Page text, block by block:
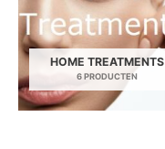
HOME TREATMENTS
6 PRODUCTEN